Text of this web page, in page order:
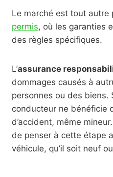
Le marché est tout autre
permis, où les garanties
des règles spécifiques.
L’assurance
dommages causés à
personnes ou des biens.
conducteur ne bénéficie
d’accident, même
de penser à cette étape
véhicule, qu’il soit neuf